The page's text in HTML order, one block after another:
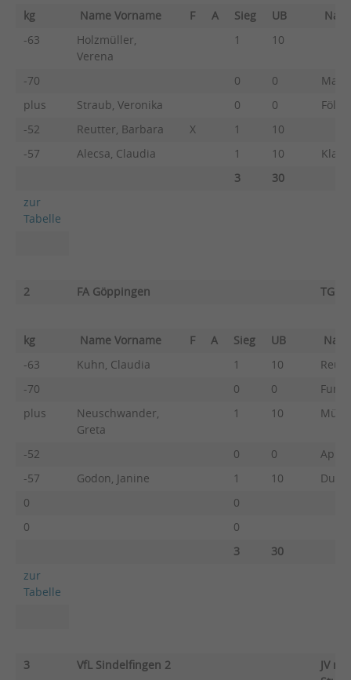
kg Name Vorname F A Sieg UB
-63
Holzmüller,
Verena
1 10
-70 0 0
plus
Straub, Veronika 0 0
-52
Reutter, Barbara X 1
10
-57
Alecsa, Claudia 1 10
3
30
zur
Tabelle
2 FA Göppingen TG
kg Name Vorname F A Sieg UB
-63
Kuhn, Claudia 1 10
-70
0 0
plus
Neuschwander,
Greta
1 10
-52 0 0
-57
Godon, Janine 1 10
0
0
0
0
3
30
zur
Tabelle
3 VfL Sindelfingen 2
JV